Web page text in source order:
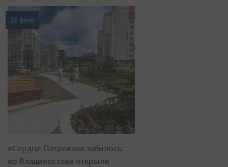
20 фото
«Сердце Патрокла» забилось:
во Владивостоке открыли